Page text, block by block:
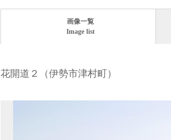
画像一覧
Image list
花開道２（伊勢市津村町）